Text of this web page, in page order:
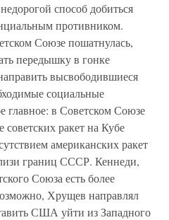
способ добиться
противником.
Союзе пошатнулась,
передышку в гонке
высвободившиеся
социальные
главное: в Советском Союзе
ракет на Кубе
американских ракет
границ СССР. Кеннеди,
Союза есть более
Хрущев направлял
США уйти из Западного